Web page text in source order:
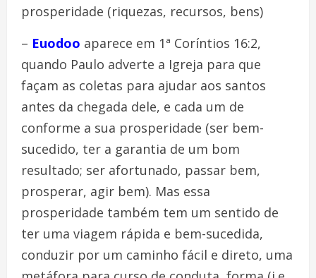
prosperidade (riquezas, recursos, bens)
– Euodoo aparece em 1ª Coríntios 16:2,
quando Paulo adverte a Igreja para que
façam as coletas para ajudar aos santos
antes da chegada dele, e cada um de
conforme a sua prosperidade (ser bem-
sucedido, ter a garantia de um bom
resultado; ser afortunado, passar bem,
prosperar, agir bem). Mas essa
prosperidade também tem um sentido de
ter uma viagem rápida e bem-sucedida,
conduzir por um caminho fácil e direto, uma